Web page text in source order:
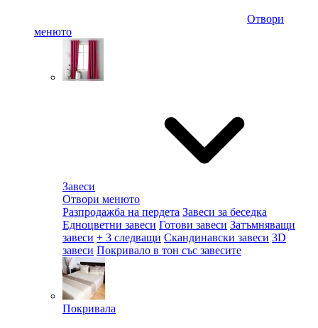
Отвори
менюто
Завеси
Отвори менюто
Разпродажба на пердета Завеси за беседка
Едноцветни завеси Готови завеси Затъмняващи
завеси + 3 следващи Скандинавски завеси 3D
завеси Покривало в тон със завесите
Покривала